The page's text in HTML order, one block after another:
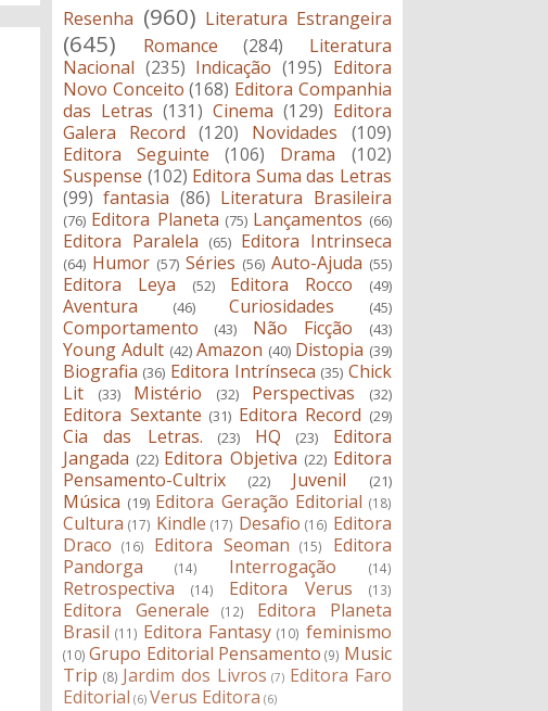
Resenha (960) Literatura Estrangeira
(645) Romance (284)
Literatura
Nacional (235) Indicação (195) Editora
Novo Conceito (168) Editora Companhia
das Letras (131) Cinema (129) Editora
Galera Record
(120) Novidades
(109)
Editora Seguinte
(106) Drama
(102)
Suspense (102) Editora Suma das Letras
(99) fantasia (86) Literatura Brasileira
(76) Editora Planeta (75) Lançamentos (66)
Editora Paralela (65) Editora Intrinseca
(64) Humor (57) Séries (56) Auto-Ajuda (55)
Editora Leya (52) Editora Rocco (49)
Aventura (46) Curiosidades (45)
Comportamento (43) Não Ficção (43)
Young Adult (42) Amazon (40) Distopia (39)
Biografia (36) Editora Intrínseca (35) Chick
Lit
(33) Mistério (32) Perspectivas (32)
Editora Sextante (31) Editora Record (29)
Cia das Letras. (23) HQ (23)
Editora
Jangada (22) Editora Objetiva (22) Editora
Pensamento-Cultrix
(22) Juvenil (21)
Música (19) Editora Geração Editorial (18)
Cultura (17) Kindle (17) Desafio (16) Editora
Draco
(16) Editora Seoman (15)
Editora
Pandorga
(14) Interrogação (14)
Retrospectiva (14) Editora Verus (13)
Editora Generale (12)
Editora Planeta
Brasil (11) Editora Fantasy (10) feminismo
(10) Grupo Editorial Pensamento (9) Music
Trip (8) Jardim dos Livros (7) Editora Faro
Editorial (6) Verus Editora (6)